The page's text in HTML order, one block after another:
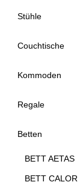
Stühle
Couchtische
Kommoden
Regale
Betten
BETT AETAS
BETT CALOR